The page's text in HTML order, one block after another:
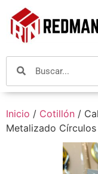
Inicio / Cotillón /
Metalizado